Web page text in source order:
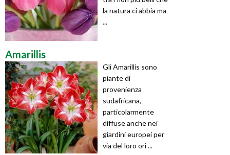
la natura ci abbia ma
...
Amarillis
Gli Amarillis sono
piante di
provenienza
sudafricana,
particolarmente
diffuse anche nei
giardini europei per
via del loro ori ...